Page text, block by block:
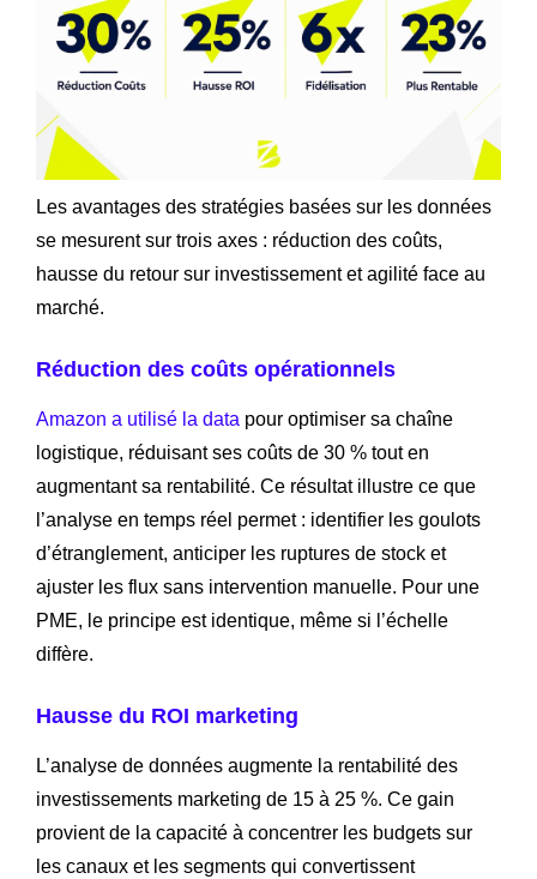
Les avantages des stratégies basées sur les données
se mesurent sur trois axes : réduction des coûts,
hausse du retour sur investissement et agilité face au
marché.
Réduction des coûts opérationnels
Amazon a utilisé la data pour optimiser sa chaîne
logistique, réduisant ses coûts de 30 % tout en
augmentant sa rentabilité. Ce résultat illustre ce que
l’analyse en temps réel permet : identifier les goulots
d’étranglement, anticiper les ruptures de stock et
ajuster les flux sans intervention manuelle. Pour une
PME, le principe est identique, même si l’échelle
diffère.
Hausse du ROI marketing
L’analyse de données augmente la rentabilité des
investissements marketing de 15 à 25 %. Ce gain
provient de la capacité à concentrer les budgets sur
les canaux et les segments qui convertissent